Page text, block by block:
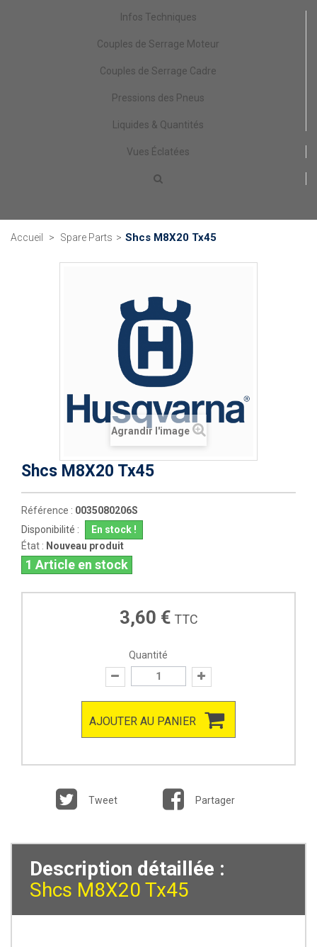
Infos Techniques
Couples de Serrage Moteur
Couples de Serrage Cadre
Pressions des Pneus
Liquides & Quantités
Vues Éclatées
Accueil > Spare Parts > Shcs M8X20 Tx45
Agrandir l'image
Shcs M8X20 Tx45
Référence : 0035080206S
Disponibilité :
En stock !
État : Nouveau produit
1 Article en stock
3,60 € TTC
Quantité
AJOUTER AU PANIER
Tweet Partager
Description détaillée :
Shcs M8X20 Tx45